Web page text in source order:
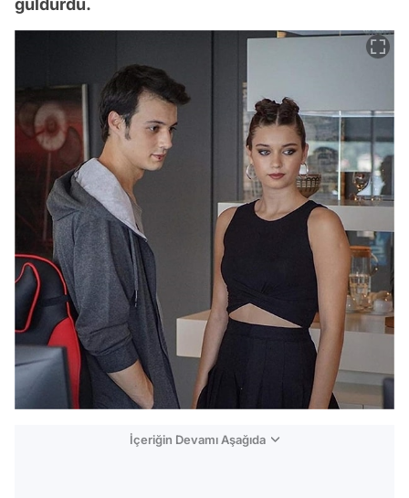
güldürdü.
İçeriğin Devamı Aşağıda